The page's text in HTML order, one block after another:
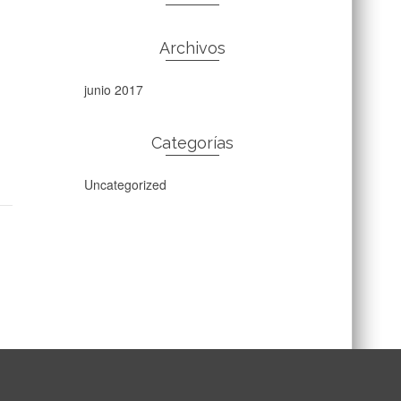
Archivos
junio 2017
Categorías
Uncategorized